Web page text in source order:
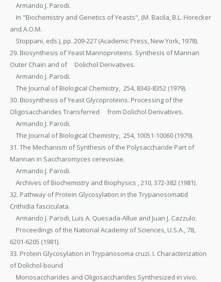
Armando J. Parodi.
In "Biochemistry and Genetics of Yeasts", (M. Bacila, B.L. Horecker
and A.O.M.
Stoppani, eds.), pp. 209-227 (Academic Press, New York, 1978).
29. Biosynthesis of Yeast Mannoproteins. Synthesis of Mannan
Outer Chain and of Dolichol Derivatives.
Armando J. Parodi.
The Journal of Biological Chemistry, 254, 8343-8352 (1979).
30. Biosynthesis of Yeast Glycoproteins. Processing of the
Oligosaccharides Transferred from Dolichol Derivatives.
Armando J. Parodi.
The Journal of Biological Chemistry, 254, 10051-10060 (1979).
31. The Mechanism of Synthesis of the Polysaccharide Part of
Mannan in Saccharomyces cerevisiae.
Armando J. Parodi.
Archives of Biochemistry and Biophysics , 210, 372-382 (1981).
32. Pathway of Protein Glycosylation in the Trypanosomatid
Crithidia fasciculata.
Armando J. Parodi, Luis A. Quesada-Allue and Juan J. Cazzulo.
Proceedings of the National Academy of Sciences, U.S.A., 78,
6201-6205 (1981).
33. Protein Glycosylation in Trypanosoma cruzi. I. Characterization
of Dolichol-bound
Monosaccharides and Oligosaccharides Synthesized in vivo.